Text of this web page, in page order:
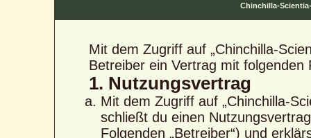
Chinchilla-
Mit dem Zugriff auf „Chinchilla-
Betreiber ein Vertrag mit folgenden
1. Nutzungsvertrag
Mit dem Zugriff auf „Chinchilla-
schließt du einen
Folgenden „Betreiber“) und